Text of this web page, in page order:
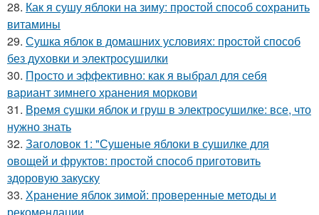
28. Как я сушу яблоки на зиму: простой способ сохранить
витамины
29. Сушка яблок в домашних условиях: простой способ
без духовки и электросушилки
30. Просто и эффективно: как я выбрал для себя
вариант зимнего хранения моркови
31. Время сушки яблок и груш в электросушилке: все, что
нужно знать
32. Заголовок 1: "Сушеные яблоки в сушилке для
овощей и фруктов: простой способ приготовить
здоровую закуску
33. Хранение яблок зимой: проверенные методы и